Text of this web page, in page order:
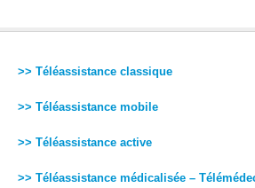
>> Téléassistance classique
>> Téléassistance mobile
>> Téléassistance active
>> Téléassistance médicalisée –